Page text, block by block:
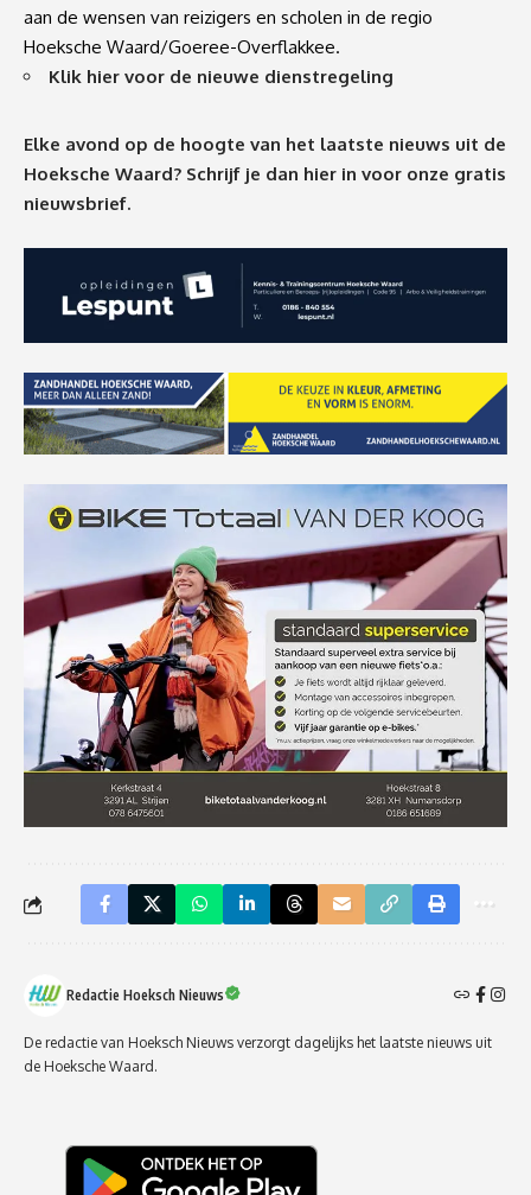
aan de wensen van reizigers en scholen in de regio
Hoeksche Waard/Goeree-Overflakkee.
Klik hier voor de nieuwe dienstregeling
Elke avond op de hoogte van het laatste nieuws uit de
Hoeksche Waard? Schrijf je dan hier in voor onze gratis
nieuwsbrief.
Redactie Hoeksch Nieuws
De redactie van Hoeksch Nieuws verzorgt dagelijks het laatste nieuws uit
de Hoeksche Waard.